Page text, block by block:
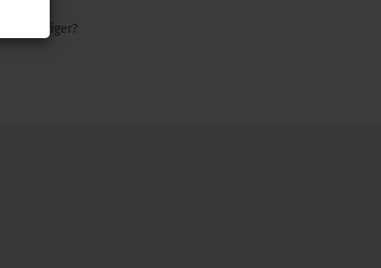
günstiger?